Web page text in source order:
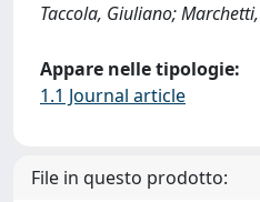
Taccola, Giuliano;
Appare nelle tipologie:
1.1 Journal article
File in questo prodotto: